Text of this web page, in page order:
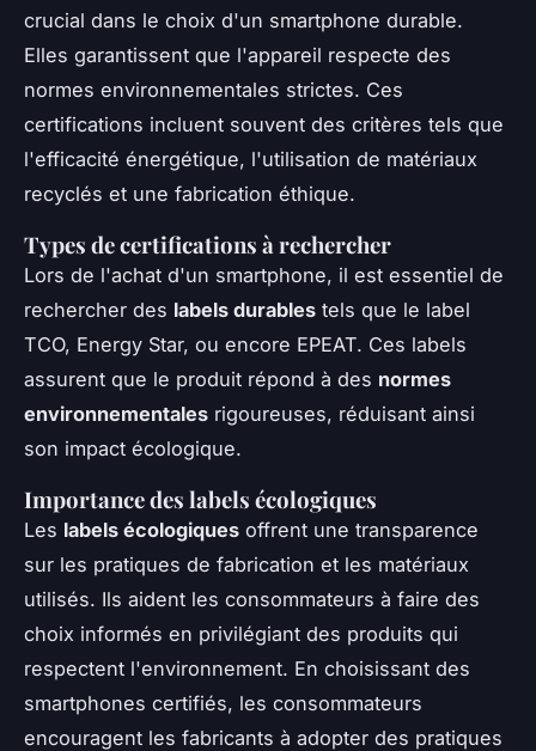
crucial dans le choix d'un smartphone durable.
Elles garantissent que l'appareil respecte des
normes environnementales strictes. Ces
certifications incluent souvent des critères tels que
l'efficacité énergétique, l'utilisation de matériaux
recyclés et une fabrication éthique.
Types de certifications à rechercher
Lors de l'achat d'un smartphone, il est essentiel de
rechercher des labels durables tels que le label
TCO, Energy Star, ou encore EPEAT. Ces labels
assurent que le produit répond à des normes
environnementales rigoureuses, réduisant ainsi
son impact écologique.
Importance des labels écologiques
Les labels écologiques offrent une transparence
sur les pratiques de fabrication et les matériaux
utilisés. Ils aident les consommateurs à faire des
choix informés en privilégiant des produits qui
respectent l'environnement. En choisissant des
smartphones certifiés, les consommateurs
encouragent les fabricants à adopter des pratiques